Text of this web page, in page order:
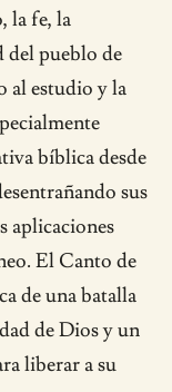
la fe, la
del pueblo de
al estudio y la
bíblica desde
sus
aplicaciones
El Canto de
de una batalla
de Dios y un
liberar a su